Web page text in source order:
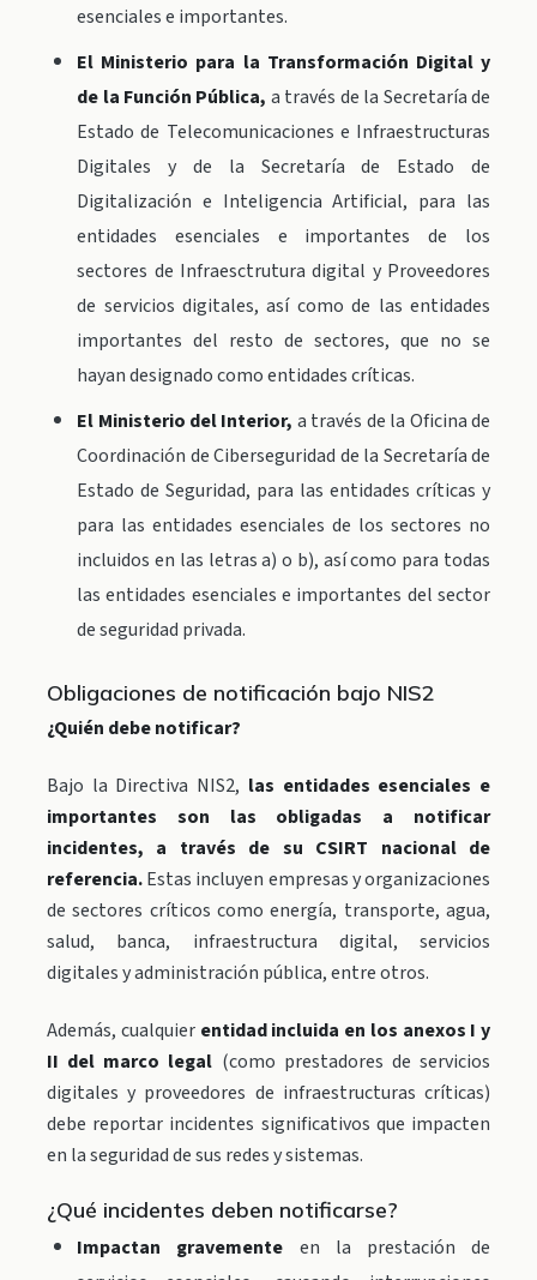
esenciales e importantes.
El Ministerio para la Transformación Digital y
de la Función Pública, a través de la Secretaría de
Estado de Telecomunicaciones e Infraestructuras
Digitales y de la Secretaría de Estado de
Digitalización e Inteligencia Artificial, para las
entidades esenciales e importantes de los
sectores de Infraesctrutura digital y Proveedores
de servicios digitales, así como de las entidades
importantes del resto de sectores, que no se
hayan designado como entidades críticas.
El Ministerio del Interior, a través de la Oficina de
Coordinación de Ciberseguridad de la Secretaría de
Estado de Seguridad, para las entidades críticas y
para las entidades esenciales de los sectores no
incluidos en las letras a) o b), así como para todas
las entidades esenciales e importantes del sector
de seguridad privada.
Obligaciones de notificación bajo NIS2
¿Quién debe notificar?
Bajo la Directiva NIS2, las entidades esenciales e
importantes son las obligadas a notificar
incidentes, a través de su CSIRT nacional de
referencia.Estas incluyen empresas y organizaciones
de sectores críticos como energía, transporte, agua,
salud, banca, infraestructura digital, servicios
digitales y administración pública, entre otros.
Además, cualquier entidad incluida en los anexos I y
II del marco legal (como prestadores de servicios
digitales y proveedores de infraestructuras críticas)
debe reportar incidentes significativos que impacten
en la seguridad de sus redes y sistemas.
¿Qué incidentes deben notificarse?
Impactan gravemente en la prestación de